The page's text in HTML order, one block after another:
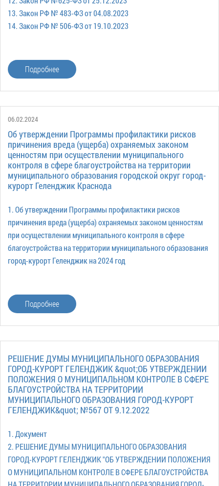
13. Закон РФ № 483-ФЗ от 04.08.2023
14. Закон РФ № 506-ФЗ от 19.10.2023
Подробнее
06.02.2024
Об утверждении Программы профилактики рисков
причинения вреда (ущерба) охраняемых законом
ценностям при осуществлении муниципального
контроля в сфере благоустройства на территории
муниципального образования городской округ город-
курорт Геленджик Краснода
1. Об утверждении Программы профилактики рисков
причинения вреда (ущерба) охраняемых законом ценностям
при осуществлении муниципального контроля в сфере
благоустройства на территории муниципального образования
город-курорт Геленджик на 2024 год
Подробнее
РЕШЕНИЕ ДУМЫ МУНИЦИПАЛЬНОГО ОБРАЗОВАНИЯ
ГОРОД-КУРОРТ ГЕЛЕНДЖИК &quot;ОБ УТВЕРЖДЕНИИ
ПОЛОЖЕНИЯ О МУНИЦИПАЛЬНОМ КОНТРОЛЕ В СФЕРЕ
БЛАГОУСТРОЙСТВА НА ТЕРРИТОРИИ
МУНИЦИПАЛЬНОГО ОБРАЗОВАНИЯ ГОРОД-КУРОРТ
ГЕЛЕНДЖИК&quot; №567 ОТ 9.12.2022
1. Документ
2. РЕШЕНИЕ ДУМЫ МУНИЦИПАЛЬНОГО ОБРАЗОВАНИЯ
ГОРОД-КУРОРТ ГЕЛЕНДЖИК "ОБ УТВЕРЖДЕНИИ ПОЛОЖЕНИЯ
О МУНИЦИПАЛЬНОМ КОНТРОЛЕ В СФЕРЕ БЛАГОУСТРОЙСТВА